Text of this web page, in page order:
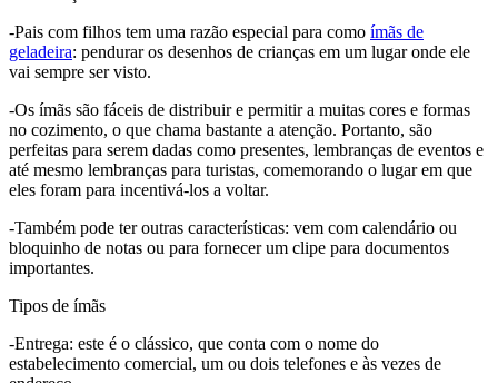
-Pais com filhos tem uma razão especial para como ímãs de
geladeira: pendurar os desenhos de crianças em um lugar onde ele
vai sempre ser visto.
-Os ímãs são fáceis de distribuir e permitir a muitas cores e formas
no cozimento, o que chama bastante a atenção. Portanto, são
perfeitas para serem dadas como presentes, lembranças de eventos e
até mesmo lembranças para turistas, comemorando o lugar em que
eles foram para incentivá-los a voltar.
-Também pode ter outras características: vem com calendário ou
bloquinho de notas ou para fornecer um clipe para documentos
importantes.
Tipos de ímãs
-Entrega: este é o clássico, que conta com o nome do
estabelecimento comercial, um ou dois telefones e às vezes de